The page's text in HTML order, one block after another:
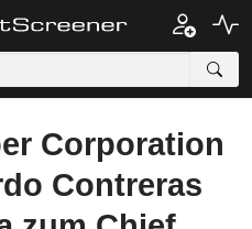
Corporation
Contreras